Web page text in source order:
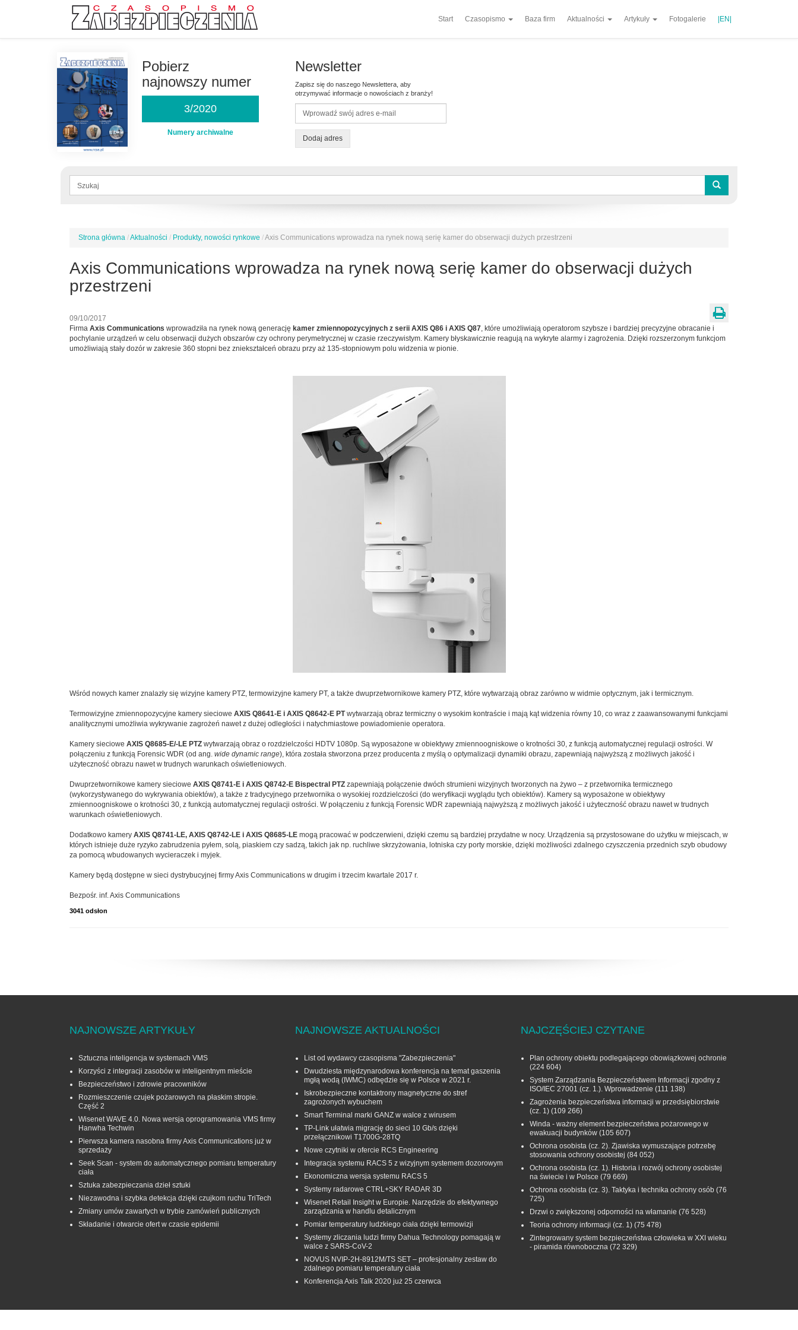
Start Czasopismo Baza firm Aktualności Artykuły Fotogalerie |EN|
Pobierz
najnowszy numer
3/2020
Numery archiwalne
Newsletter
Zapisz się do naszego Newslettera, aby
otrzymywać informacje o nowościach z branży!
Dodaj adres
Formularz
Jesteś
Strona główna /Aktualności / Produkty, nowości rynkowe /Axis Communications wprowadza na rynek nową serię kamer do obserwacji dużych przestrzeni
Axis Communications wprowadza na rynek nową serię kamer do obserwacji dużych
przestrzeni
09/10/2017
Firma Axis Communications wprowadziła na rynek nową generację kamer zmiennopozycyjnych z serii AXIS Q86 i AXIS Q87, które umożliwiają operatorom szybsze i bardziej precyzyjne obracanie i
pochylanie urządzeń w celu obserwacji dużych obszarów czy ochrony perymetrycznej w czasie rzeczywistym. Kamery błyskawicznie reagują na wykryte alarmy i zagrożenia. Dzięki rozszerzonym funkcjom
umożliwiają stały dozór w zakresie 360 stopni bez zniekształceń obrazu przy aż 135-stopniowym polu widzenia w pionie.
Wśród nowych kamer znalazły się wizyjne kamery PTZ, termowizyjne kamery PT, a także dwuprzetwornikowe kamery PTZ, które wytwarzają obraz zarówno w widmie optycznym, jak i termicznym.
Termowizyjne zmiennopozycyjne kamery sieciowe AXIS Q8641-E i AXIS Q8642-E PTwytwarzają obraz termiczny o wysokim kontraście i mają kąt widzenia równy 10, co wraz z zaawansowanymi funkcjami
analitycznymi umożliwia wykrywanie zagrożeń nawet z dużej odległości i natychmiastowe powiadomienie operatora.
Kamery sieciowe AXIS Q8685-E/-LE PTZ wytwarzają obraz o rozdzielczości HDTV 1080p. Są wyposażone w obiektywy zmiennoogniskowe o krotności 30, z funkcją automatycznej regulacji ostrości. W
połączeniu z funkcją Forensic WDR (od ang. wide dynamic range), która została stworzona przez producenta z myślą o optymalizacji dynamiki obrazu, zapewniają najwyższą z możliwych jakość i
użyteczność obrazu nawet w trudnych warunkach oświetleniowych.
Dwuprzetwornikowe kamery sieciowe AXIS Q8741-E i AXIS Q8742-E Bispectral PTZ zapewniają połączenie dwóch strumieni wizyjnych tworzonych na żywo – z przetwornika termicznego
(wykorzystywanego do wykrywania obiektów), a także z tradycyjnego przetwornika o wysokiej rozdzielczości (do weryfikacji wyglądu tych obiektów). Kamery są wyposażone w obiektywy
zmiennoogniskowe o krotności 30, z funkcją automatycznej regulacji ostrości. W połączeniu z funkcją Forensic WDR zapewniają najwyższą z możliwych jakość i użyteczność obrazu nawet w trudnych
warunkach oświetleniowych.
Dodatkowo kamery AXIS Q8741-LE, AXIS Q8742-LE i AXIS Q8685-LE mogą pracować w podczerwieni, dzięki czemu są bardziej przydatne w nocy. Urządzenia są przystosowane do użytku w miejscach, w
których istnieje duże ryzyko zabrudzenia pyłem, solą, piaskiem czy sadzą, takich jak np. ruchliwe skrzyżowania, lotniska czy porty morskie, dzięki możliwości zdalnego czyszczenia przednich szyb obudowy
za pomocą wbudowanych wycieraczek i myjek.
Kamery będą dostępne w sieci dystrybucyjnej firmy Axis Communications w drugim i trzecim kwartale 2017 r.
Bezpośr. inf. Axis Communications
3041 odsłon
NAJNOWSZE ARTYKUŁY
Sztuczna inteligencja w systemach VMS
Korzyści z integracji zasobów w inteligentnym mieście
Bezpieczeństwo i zdrowie pracowników
Rozmieszczenie czujek pożarowych na płaskim stropie.
Część 2
Wisenet WAVE 4.0. Nowa wersja oprogramowania VMS firmy
Hanwha Techwin
Pierwsza kamera nasobna firmy Axis Communications już w
sprzedaży
Seek Scan - system do automatycznego pomiaru temperatury
ciała
Sztuka zabezpieczania dzieł sztuki
Niezawodna i szybka detekcja dzięki czujkom ruchu TriTech
Zmiany umów zawartych w trybie zamówień publicznych
Składanie i otwarcie ofert w czasie epidemii
NAJNOWSZE AKTUALNOŚCI
List od wydawcy czasopisma "Zabezpieczenia"
Dwudziesta międzynarodowa konferencja na temat gaszenia
mgłą wodą (IWMC) odbędzie się w Polsce w 2021 r.
Iskrobezpieczne kontaktrony magnetyczne do stref
zagrożonych wybuchem
Smart Terminal marki GANZ w walce z wirusem
TP-Link ułatwia migrację do sieci 10 Gb/s dzięki
przełącznikowi T1700G‑28TQ
Nowe czytniki w ofercie RCS Engineering
Integracja systemu RACS 5 z wizyjnym systemem dozorowym
Ekonomiczna wersja systemu RACS 5
Systemy radarowe CTRL+SKY RADAR 3D
Wisenet Retail Insight w Europie. Narzędzie do efektywnego
zarządzania w handlu detalicznym
Pomiar temperatury ludzkiego ciała dzięki termowizji
Systemy zliczania ludzi firmy Dahua Technology pomagają w
walce z SARS-CoV-2
NOVUS NVIP-2H-8912M/TS SET – profesjonalny zestaw do
zdalnego pomiaru temperatury ciała
Konferencja Axis Talk 2020 już 25 czerwca
NAJCZĘŚCIEJ CZYTANE
Plan ochrony obiektu podlegającego obowiązkowej ochronie
(224 604)
System Zarządzania Bezpieczeństwem Informacji zgodny z
ISO/IEC 27001 (cz. 1.). Wprowadzenie (111 138)
Zagrożenia bezpieczeństwa informacji w przedsiębiorstwie
(cz. 1) (109 266)
Winda - ważny element bezpieczeństwa pożarowego w
ewakuacji budynków (105 607)
Ochrona osobista (cz. 2). Zjawiska wymuszające potrzebę
stosowania ochrony osobistej (84 052)
Ochrona osobista (cz. 1). Historia i rozwój ochrony osobistej
na świecie i w Polsce (79 669)
Ochrona osobista (cz. 3). Taktyka i technika ochrony osób (76
725)
Drzwi o zwiększonej odporności na włamanie (76 528)
Teoria ochrony informacji (cz. 1) (75 478)
Zintegrowany system bezpieczeństwa człowieka w XXI wieku
- piramida równoboczna (72 329)